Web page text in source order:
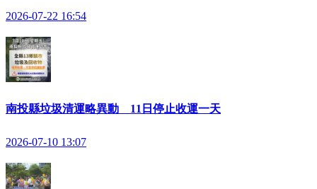
2026-07-22 16:54
南投縣垃圾清運略異動 11日停止收運一天
2026-07-10 13:07